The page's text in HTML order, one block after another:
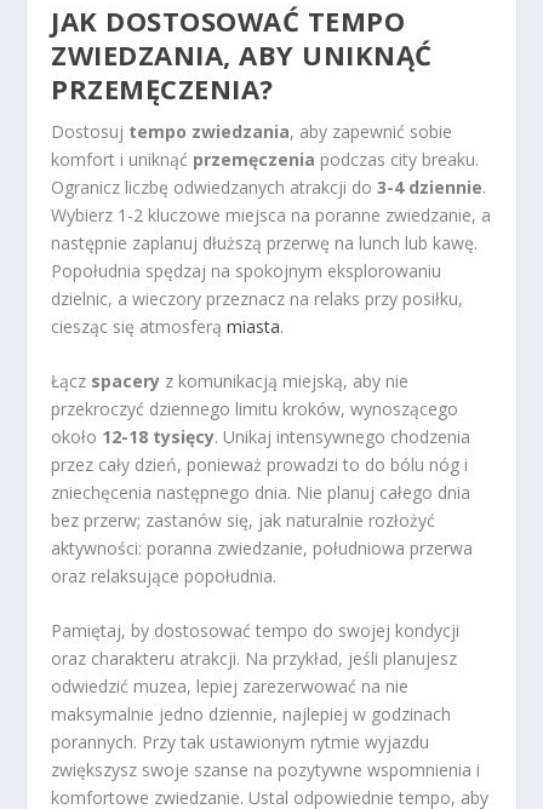
JAK DOSTOSOWAĆ TEMPO
ZWIEDZANIA, ABY UNIKNĄĆ
PRZEMĘCZENIA?
Dostosuj tempo zwiedzania, aby zapewnić sobie
komfort i uniknąć przemęczenia podczas city breaku.
Ogranicz liczbę odwiedzanych atrakcji do3-4 dziennie.
Wybierz 1-2 kluczowe miejsca na poranne zwiedzanie, a
następnie zaplanuj dłuższą przerwę na lunch lub kawę.
Popołudnia spędzaj na spokojnym eksplorowaniu
dzielnic, a wieczory przeznacz na relaks przy posiłku,
ciesząc się atmosferąmiasta.
Łącz spacery z komunikacją miejską, aby nie
przekroczyć dziennego limitu kroków, wynoszącego
około 12-18 tysięcy. Unikaj intensywnego chodzenia
przez cały dzień, ponieważ prowadzi to do bólu nóg i
zniechęcenia następnego dnia. Nie planuj całego dnia
bez przerw; zastanów się, jak naturalnie rozłożyć
aktywności: poranna zwiedzanie, południowa przerwa
oraz relaksujące popołudnia.
Pamiętaj, by dostosować tempo do swojej kondycji
oraz charakteru atrakcji. Na przykład, jeśli planujesz
odwiedzić muzea, lepiej zarezerwować na nie
maksymalnie jedno dziennie, najlepiej w godzinach
porannych. Przy tak ustawionym rytmie wyjazdu
zwiększysz swoje szanse na pozytywne wspomnienia i
komfortowe zwiedzanie. Ustal odpowiednie tempo, aby